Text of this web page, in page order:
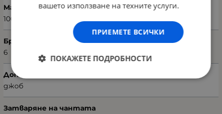
Материал
100% поливинил кожа
Брой отделения
6
Допълнително отделение
джоб
Затваряне на чантата
вашето използване на техните услуги.
ПРИЕМЕТЕ ВСИЧКИ
ПОКАЖЕТЕ ПОДРОБНОСТИ